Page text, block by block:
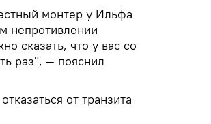
монтер у Ильфа
непротивлении
сказать, что у вас со
раз", — пояснил
от транзита